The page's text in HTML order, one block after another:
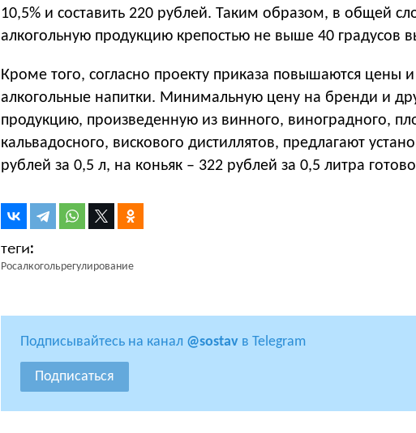
10,5% и составить 220 рублей. Таким образом, в общей
алкогольную продукцию крепостью не выше 40 градусов
Кроме того, согласно проекту приказа повышаются цены
алкогольные напитки. Минимальную цену на бренди и
продукцию, произведенную из винного, виноградного,
кальвадосного, вискового дистиллятов, предлагают
рублей за 0,5 л, на коньяк – 322 рублей за 0,5 литра
Росалкогольрегулирование
Подписывайтесь на канал @sostav в Telegram
Подписаться